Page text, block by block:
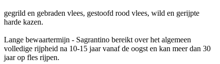
gegrild en gebraden vlees, gestoofd rood vlees, wild en gerijpte
harde kazen.
Lange bewaartermijn - Sagrantino bereikt over het algemeen
volledige rijpheid na 10-15 jaar vanaf de oogst en kan meer dan 30
jaar op fles rijpen.